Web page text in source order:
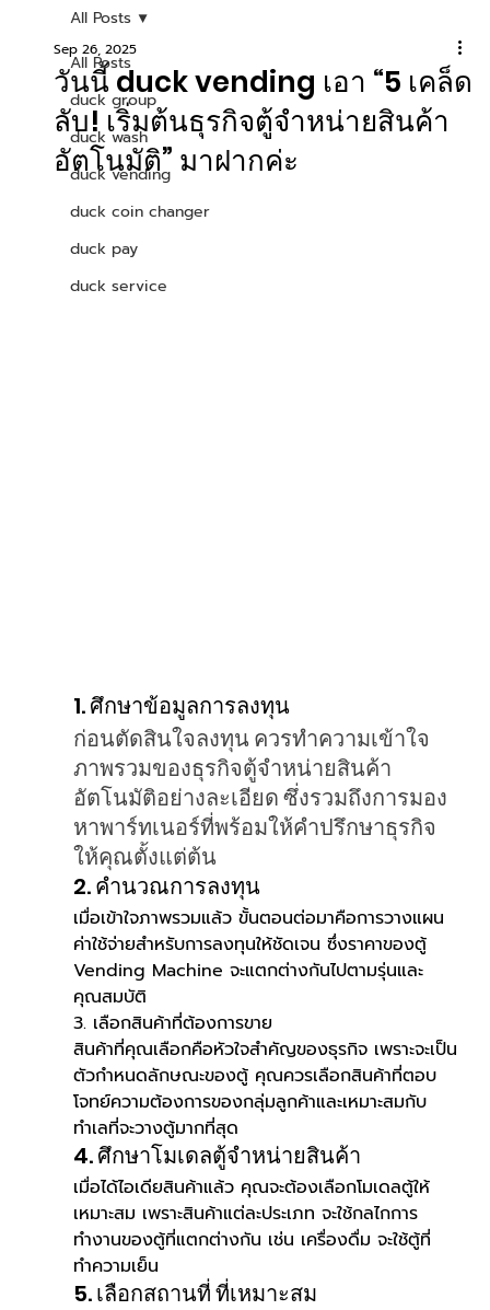
All Posts
duck group
duck wash
duck vending
duck coin changer
duck pay
duck service
All Posts
วันนี้ duck vending เอา “5 เคล็ด
ลับ! เริ่มต้นธุรกิจตู้จำหน่ายสินค้า
อัตโนมัติ” มาฝากค่ะ
Sep 26, 2025
1. ศึกษาข้อมูลการลงทุน
ก่อนตัดสินใจลงทุน ควรทำความเข้าใจ
ภาพรวมของธุรกิจตู้จำหน่ายสินค้า
อัตโนมัติอย่างละเอียด ซึ่งรวมถึงการมอง
หาพาร์ทเนอร์ที่พร้อมให้คำปรึกษาธุรกิจ
ให้คุณตั้งแต่ต้น
2. คำนวณการลงทุน
เมื่อเข้าใจภาพรวมแล้ว ขั้นตอนต่อมาคือการวางแผน
ค่าใช้จ่ายสำหรับการลงทุนให้ชัดเจน ซึ่งราคาของตู้
Vending Machine จะแตกต่างกันไปตามรุ่นและ
คุณสมบัติ
3. เลือกสินค้าที่ต้องการขาย
สินค้าที่คุณเลือกคือหัวใจสำคัญของธุรกิจ เพราะจะเป็น
ตัวกำหนดลักษณะของตู้ คุณควรเลือกสินค้าที่ตอบ
โจทย์ความต้องการของกลุ่มลูกค้าและเหมาะสมกับ
ทำเลที่จะวางตู้มากที่สุด
4. ศึกษาโมเดลตู้จำหน่ายสินค้า
เมื่อได้ไอเดียสินค้าแล้ว คุณจะต้องเลือกโมเดลตู้ให้
เหมาะสม เพราะสินค้าแต่ละประเภท จะใช้กลไกการ
ทำงานของตู้ที่แตกต่างกัน เช่น เครื่องดื่ม จะใช้ตู้ที่
ทำความเย็น
5. เลือกสถานที่ ที่เหมาะสม